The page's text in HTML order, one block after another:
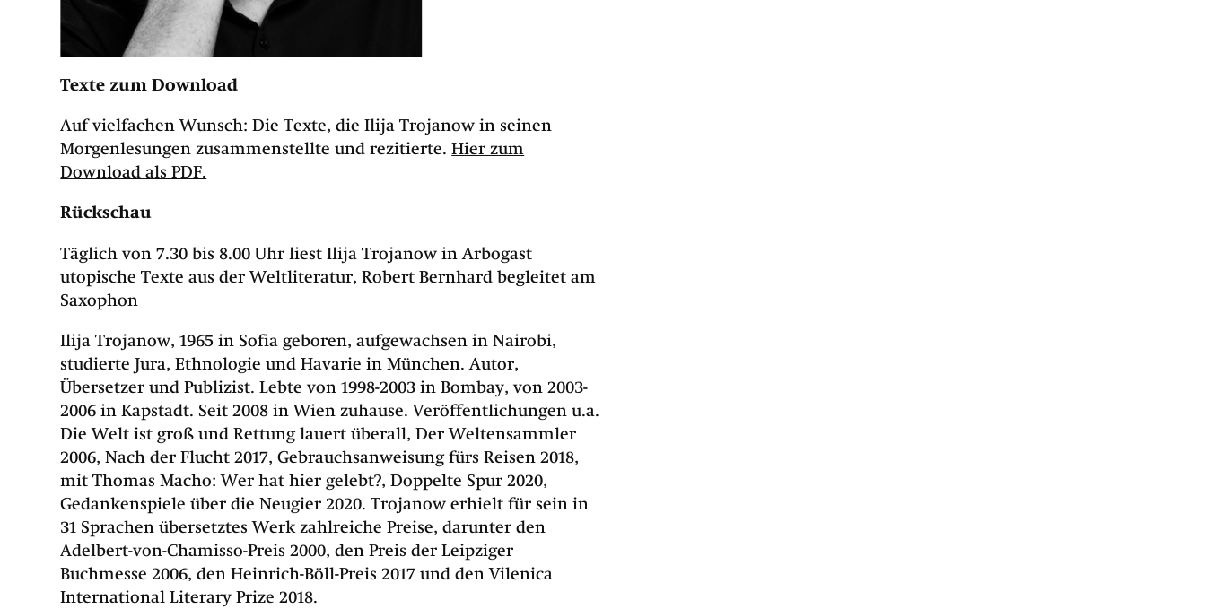
Texte zum Download
Auf vielfachen Wunsch: Die Texte, die Ilija Trojanow in seinen
Morgenlesungen zusammenstellte und rezitierte.Hier zum
Download als PDF.
Rückschau
Täglich von 7.30 bis 8.00 Uhr liest Ilija Trojanow in Arbogast
utopische Texte aus der Weltliteratur, Robert Bernhard begleitet am
Saxophon
Ilija Trojanow, 1965 in Sofia geboren, aufgewachsen in Nairobi,
studierte Jura, Ethnologie und Havarie in München. Autor,
Übersetzer und Publizist. Lebte von 1998-2003 in Bombay, von 2003-
2006 in Kapstadt. Seit 2008 in Wien zuhause. Veröffentlichungen u.a.
Die Welt ist groß und Rettung lauert überall, Der Weltensammler
2006, Nach der Flucht 2017,Gebrauchsanweisung fürs Reisen 2018,
mit Thomas Macho: Wer hat hier gelebt?, Doppelte Spur 2020,
Gedankenspiele über die Neugier 2020.Trojanow erhielt für sein in
31 Sprachen übersetztes Werk zahlreiche Preise, darunter den
Adelbert-von-Chamisso-Preis 2000, den Preis der Leipziger
Buchmesse 2006, den Heinrich-Böll-Preis 2017 und den Vilenica
International Literary Prize 2018.